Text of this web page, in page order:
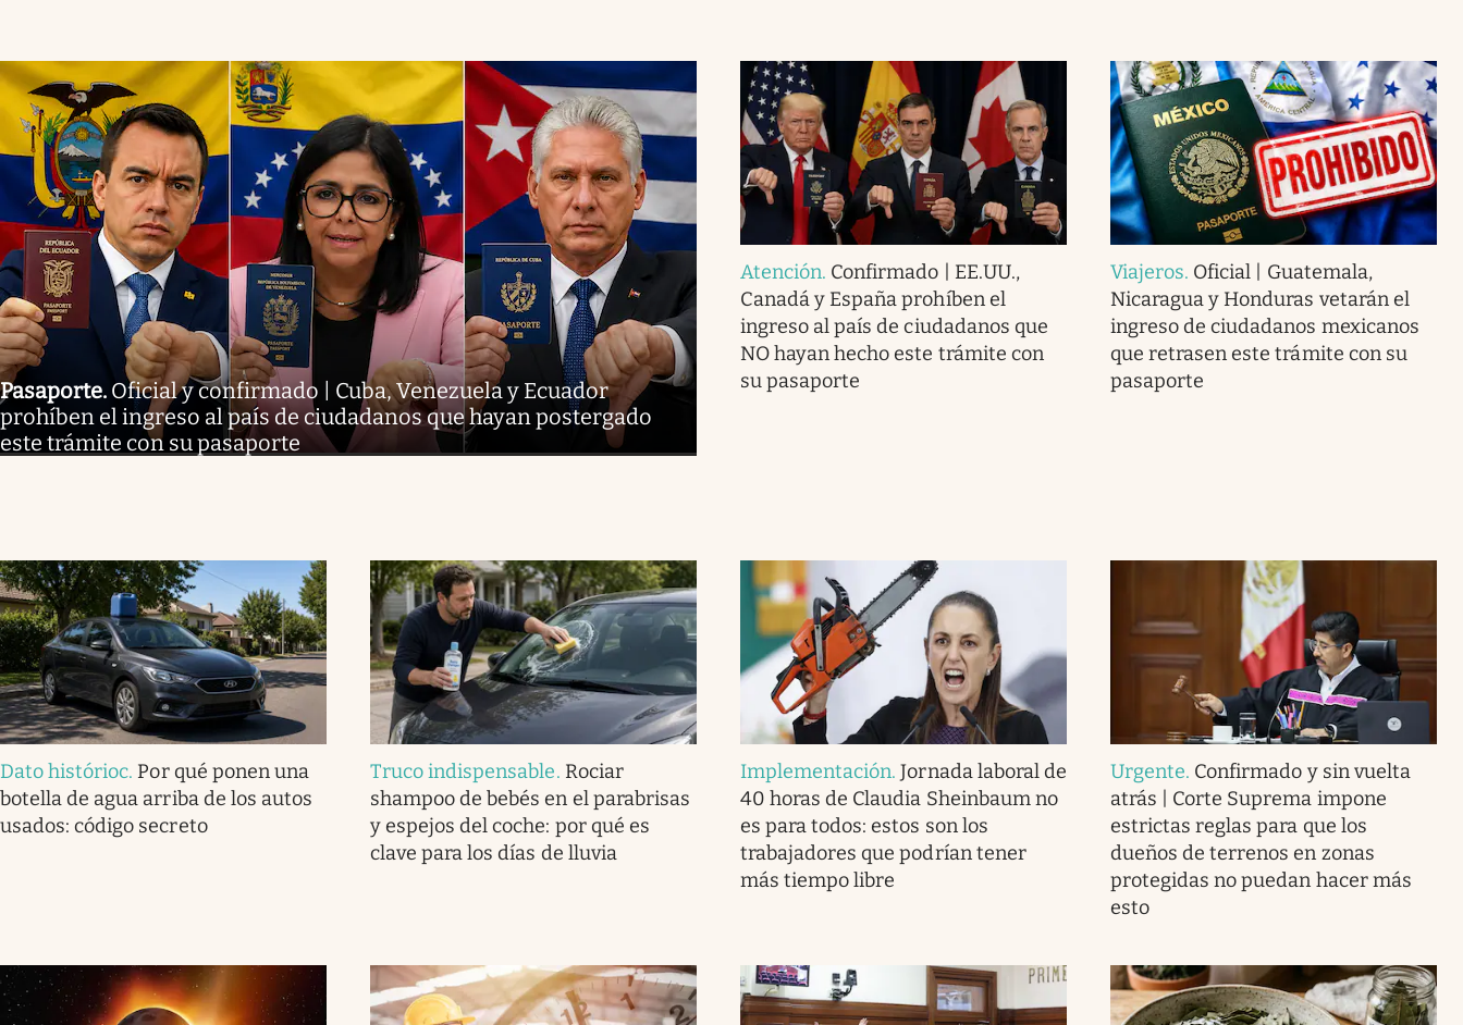
Pasaporte. Oficial y confirmado | Cuba, Venezuela y Ecuador
prohíben el ingreso al país de ciudadanos que hayan postergado
este trámite con su pasaporte
Atención. Confirmado | EE.UU.,
Canadá y España prohíben el
ingreso al país de ciudadanos que
NO hayan hecho este trámite con
su pasaporte
Viajeros. Oficial | Guatemala,
Nicaragua y Honduras vetarán el
ingreso de ciudadanos mexicanos
que retrasen este trámite con su
pasaporte
Dato histórioc. Por qué ponen una
botella de agua arriba de los autos
usados: código secreto
Truco indispensable. Rociar
shampoo de bebés en el parabrisas
y espejos del coche: por qué es
clave para los días de lluvia
Implementación.Jornada laboral de
40 horas de Claudia Sheinbaum no
es para todos: estos son los
trabajadores que podrían tener
más tiempo libre
Urgente. Confirmado y sin vuelta
atrás | Corte Suprema impone
estrictas reglas para que los
dueños de terrenos en zonas
protegidas no puedan hacer más
esto